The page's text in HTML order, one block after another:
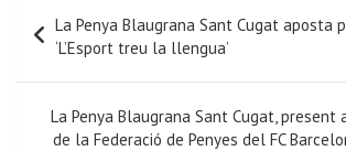
La Penya Blaugrana Sant Cugat aposta
‘L’Esport treu la llengua’
La Penya Blaugrana Sant Cugat, present
de la Federació de Penyes del FC